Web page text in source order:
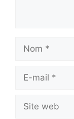
Nom
Site
web